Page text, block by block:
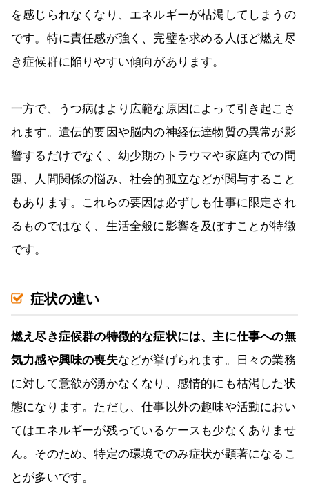
を感じられなくなり、エネルギーが枯渇してしまうの
です。特に責任感が強く、完璧を求める人ほど燃え尽
き症候群に陥りやすい傾向があります。
一方で、うつ病はより広範な原因によって引き起こさ
れます。遺伝的要因や脳内の神経伝達物質の異常が影
響するだけでなく、幼少期のトラウマや家庭内での問
題、人間関係の悩み、社会的孤立などが関与すること
もあります。これらの要因は必ずしも仕事に限定され
るものではなく、生活全般に影響を及ぼすことが特徴
です。
症状の違い
燃え尽き症候群の特徴的な症状には、主に仕事への無
気力感や興味の喪失などが挙げられます。日々の業務
に対して意欲が湧かなくなり、感情的にも枯渇した状
態になります。ただし、仕事以外の趣味や活動におい
てはエネルギーが残っているケースも少なくありませ
ん。そのため、特定の環境でのみ症状が顕著になるこ
とが多いです。